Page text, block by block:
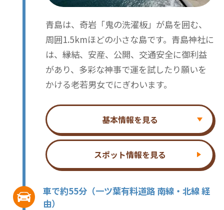
青島は、奇岩「鬼の洗濯板」が島を囲む、
周囲1.5kmほどの小さな島です。青島神社に
は、縁結、安産、公開、交通安全に御利益
があり、多彩な神事で運を試したり願いを
かける老若男女でにぎわいます。
基本情報を見る
スポット情報を見る
車で約55分（一ツ葉有料道路 南線・北線 経
由）